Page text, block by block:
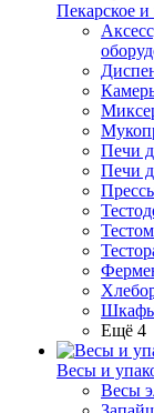
Пекарское и
Печи
Печи
Шкафы
Ещё 4
Весы и
Весы